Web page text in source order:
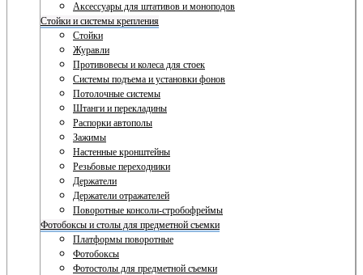
Аксессуары для штативов и моноподов
Стойки и системы крепления
Стойки
Журавли
Противовесы и колеса для стоек
Системы подъема и установки фонов
Потолочные системы
Штанги и перекладины
Распорки автополы
Зажимы
Настенные кронштейны
Резьбовые переходники
Держатели
Держатели отражателей
Поворотные консоли-стробофреймы
Фотобоксы и столы для предметной съемки
Платформы поворотные
Фотобоксы
Фотостолы для предметной съемки